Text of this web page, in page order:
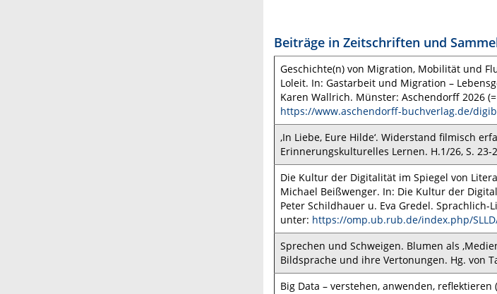
Beiträge in Zeitschriften und
Geschichte(n) von Migration, Mobilität und
Loleit. In: Gastarbeit und Migration –
Karen Wallrich. Münster: Aschendorff 2026
https://www.aschendorff-buchverlag.de/
‚In Liebe, Eure Hilde‘. Widerstand filmisch
Erinnerungskulturelles Lernen. H.1/26, S. 23-
Die Kultur der Digitalität im Spiegel von
Michael Beißwenger. In: Die Kultur der
Peter Schildhauer u. Eva Gredel. Sprachlich-
unter: https://omp.ub.rub.de/index.php/
Sprechen und Schweigen. Blumen als
Bildsprache und ihre Vertonungen. Hg. von
Big Data – verstehen, anwenden,